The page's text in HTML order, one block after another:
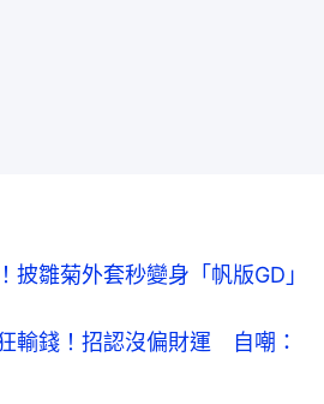
披雛菊外套秒變身「帆版GD」
輸錢！招認沒偏財運　自嘲：